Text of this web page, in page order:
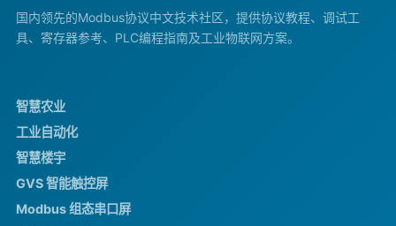
国内领先的Modbus协议中文技术社区，提供协议教程、调试工
具、寄存器参考、PLC编程指南及工业物联网方案。
智慧农业
工业自动化
智慧楼宇
GVS 智能触控屏
Modbus 组态串口屏